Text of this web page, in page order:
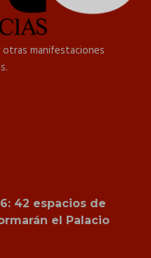
manifestaciones
42 espacios de
el Palacio